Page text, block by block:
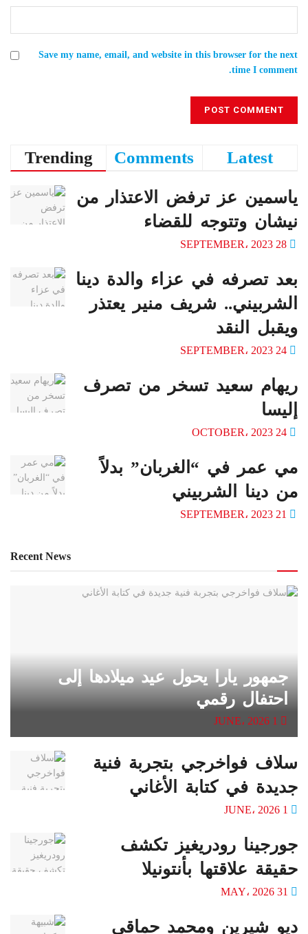
Save my name, email, and website in this browser for the next
time I comment.
Trending Comments Latest
ياسمين عز ترفض الاعتذار من
نيشان وتتوجه للقضاء
بعد تصرفه في عزاء والدة دينا
الشربيني.. شريف منير يعتذر
ويقبل النقد
ريهام سعيد تسخر من تصرف
إليسا
مي عمر في “الغربان” بدلاً
من دينا الشربيني
Recent News
جمهور يارا يحول عيد ميلادها إلى
احتفال رقمي
سلاف فواخرجي بتجربة فنية
جديدة في كتابة الأغاني
جورجينا رودريغيز تكشف
حقيقة علاقتها بأنتونيلا
ديو شيرين ومحمد حماقي